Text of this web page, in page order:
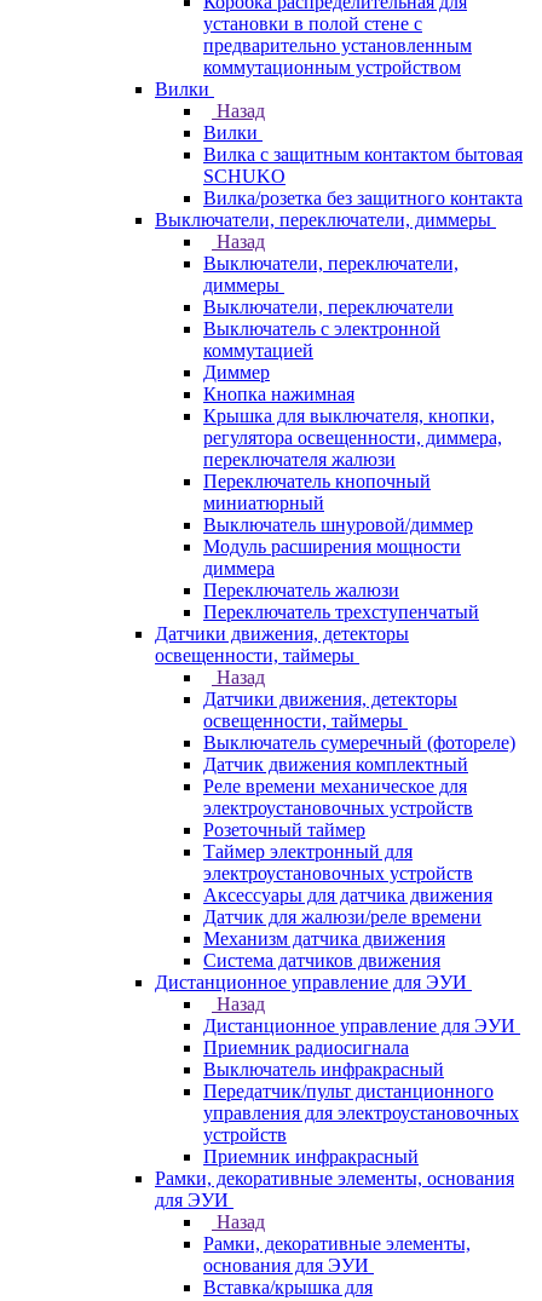
установки в полой стене с
предварительно установленным
коммутационным устройством
Вилки
Назад
Вилки
Вилка с защитным контактом бытовая
SCHUKO
Вилка/розетка без защитного контакта
Выключатели, переключатели, диммеры
Назад
Выключатели, переключатели,
диммеры
Выключатели, переключатели
Выключатель с электронной
коммутацией
Диммер
Кнопка нажимная
Крышка для выключателя, кнопки,
регулятора освещенности, диммера,
переключателя жалюзи
Переключатель кнопочный
миниатюрный
Выключатель шнуровой/диммер
Модуль расширения мощности
диммера
Переключатель жалюзи
Переключатель трехступенчатый
Датчики движения, детекторы
освещенности, таймеры
Назад
Датчики движения, детекторы
освещенности, таймеры
Выключатель сумеречный (фотореле)
Датчик движения комплектный
Реле времени механическое для
электроустановочных устройств
Розеточный таймер
Таймер электронный для
электроустановочных устройств
Аксессуары для датчика движения
Датчик для жалюзи/реле времени
Механизм датчика движения
Система датчиков движения
Дистанционное управление для ЭУИ
Назад
Дистанционное управление для ЭУИ
Приемник радиосигнала
Выключатель инфракрасный
Передатчик/пульт дистанционного
управления для электроустановочных
устройств
Приемник инфракрасный
Рамки, декоративные элементы, основания
для ЭУИ
Назад
Рамки, декоративные элементы,
основания для ЭУИ
Вставка/крышка для